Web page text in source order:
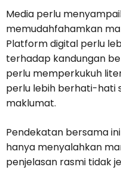
Media perlu
memudahfahamkan
Platform digital perlu
terhadap kandungan
perlu memperkukuh
perlu lebih berhati-hati
maklumat.
Pendekatan bersama
hanya menyalahkan
penjelasan rasmi tidak